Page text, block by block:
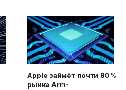
Apple займёт почти 80 %
рынка Arm-